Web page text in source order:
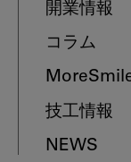
開業情報
コラム
技工情報
NEWS